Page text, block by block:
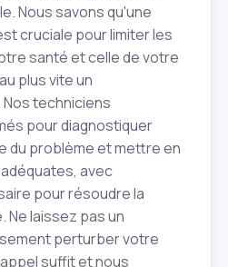
Nous savons qu'une
cruciale pour limiter les
santé et celle de votre
plus vite un
techniciens
pour diagnostiquer
du problème et mettre en
avec
pour résoudre la
Ne laissez pas un
perturber votre
suffit et nous